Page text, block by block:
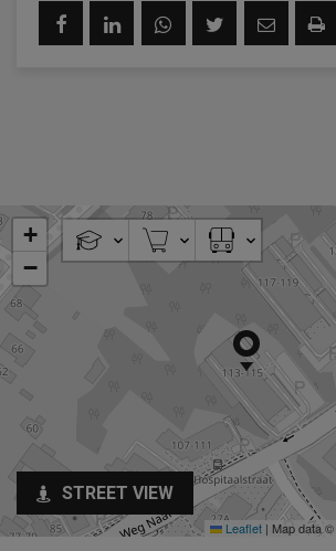
+
−
Leaflet | Map data ©
STREET VIEW